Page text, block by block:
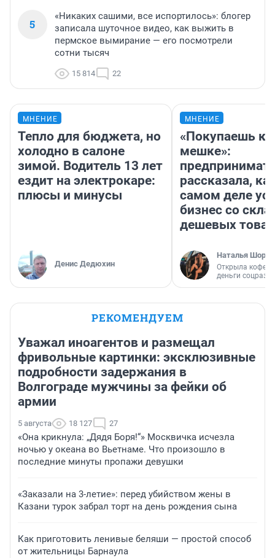
5
«Никаких сашими, все испортилось»: блогер
записала шуточное видео, как выжить в
пермское вымирание — его посмотрели
сотни тысяч
15 814 22
МНЕНИЕ
Тепло для бюджета, но
холодно в салоне
зимой. Водитель 13 лет
ездит на электрокаре:
плюсы и минусы
Денис Дедюхин
МНЕНИЕ
«Покупаешь
мешке»:
рассказала,
самом деле
бизнес со
дешевых
Наталья
Открыла
деньги
РЕКОМЕНДУЕМ
Уважал иноагентов и размещал
фривольные картинки: эксклюзивные
подробности задержания в
Волгограде мужчины за фейки об
армии
5 августа 18 127 27
«Она крикнула: „Дядя Боря!“» Москвичка исчезла
ночью у океана во Вьетнаме. Что произошло в
последние минуты пропажи девушки
«Заказали на 3-летие»: перед убийством жены в
Казани турок забрал торт на день рождения сына
Как приготовить ленивые беляши — простой способ
от жительницы Барнаула